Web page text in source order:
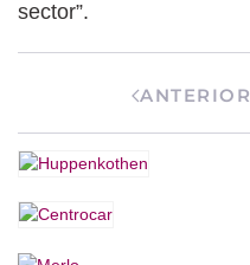
sector”.
ANTERIOR